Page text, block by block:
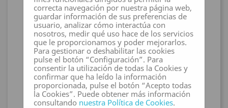
correcta navegación por nuestra página web,
guardar información de sus preferencias de
usuario, analizar cómo interactúa con
nosotros, medir qué uso hace de los servicios
que le proporcionamos y poder mejorarlos.
Para gestionar o deshabilitar las cookies
pulse el botón “Configuración”. Para
consentir la utilización de todas la Cookies y
confirmar que ha leído la información
proporcionada, pulse el botón “Acepto todas
la Cookies”. Puede obtener más información
consultando nuestra Política de Cookies.